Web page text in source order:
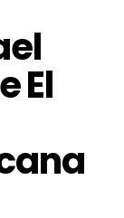
El